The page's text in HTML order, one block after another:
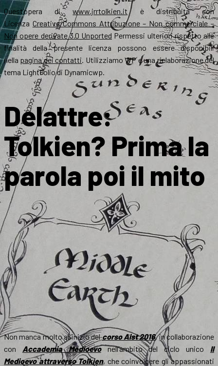
Quest’opera diwww.jrrtolkien.it è distribuita con
Licenza Creative Commons Attribuzione – Non commerciale –
Non opere derivate 3.0 Unported Permessi ulteriori rispetto alle
finalità della presente licenza possono essere disponibili
nella pagina dei contatti. Utilizziamo WP e una rielaborazione del
tema LightFolio di Dynamicwp.
Delattre:
Tolkien? Prima la
parola poi il mito
Non manca molto all’inizio delcorso Aist 2016, in collaborazione
con Accademia Medioevonell’ambito del ciclo unico Il
Medioevo attraverso Tolkien, che coinvolgere gli appassionati